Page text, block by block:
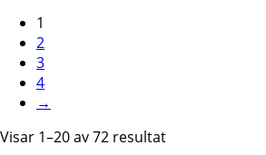
1
2
3
4
→
Visar 1–20 av 72 resultatSortera